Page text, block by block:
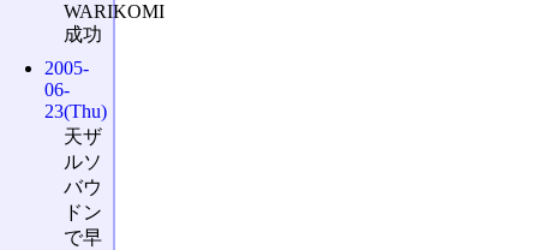
WARIKOMI
成功
2005-
06-
23(Thu)
天ザ
ルソ
バウ
ドン
で早